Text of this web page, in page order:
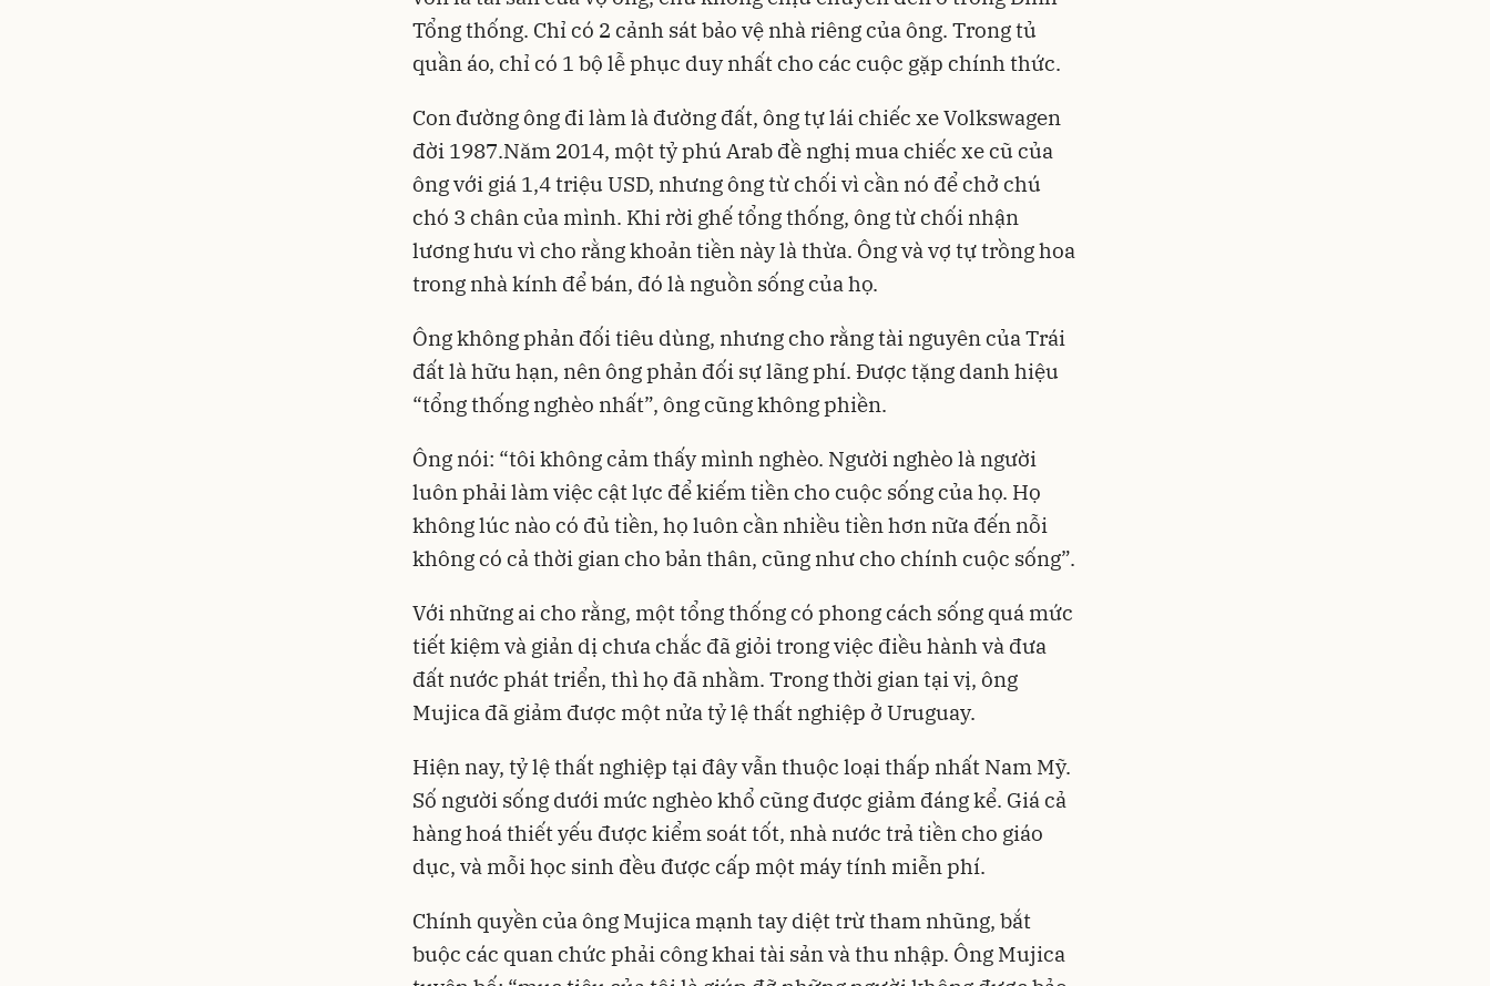
Tổng thống. Chỉ có 2 cảnh sát bảo vệ nhà riêng của ông. Trong tủ
quần áo, chỉ có 1 bộ lễ phục duy nhất cho các cuộc gặp chính thức.
Con đường ông đi làm là đường đất, ông tự lái chiếc xe Volkswagen
đời 1987.Năm 2014, một tỷ phú Arab đề nghị mua chiếc xe cũ của
ông với giá 1,4 triệu USD, nhưng ông từ chối vì cần nó để chở chú
chó 3 chân của mình. Khi rời ghế tổng thống, ông từ chối nhận
lương hưu vì cho rằng khoản tiền này là thừa. Ông và vợ tự trồng hoa
trong nhà kính để bán, đó là nguồn sống của họ.
Ông không phản đối tiêu dùng, nhưng cho rằng tài nguyên của Trái
đất là hữu hạn, nên ông phản đối sự lãng phí. Được tặng danh hiệu
“tổng thống nghèo nhất”, ông cũng không phiền.
Ông nói: “tôi không cảm thấy mình nghèo. Người nghèo là người
luôn phải làm việc cật lực để kiếm tiền cho cuộc sống của họ. Họ
không lúc nào có đủ tiền, họ luôn cần nhiều tiền hơn nữa đến nỗi
không có cả thời gian cho bản thân, cũng như cho chính cuộc sống”.
Với những ai cho rằng, một tổng thống có phong cách sống quá mức
tiết kiệm và giản dị chưa chắc đã giỏi trong việc điều hành và đưa
đất nước phát triển, thì họ đã nhầm. Trong thời gian tại vị, ông
Mujica đã giảm được một nửa tỷ lệ thất nghiệp ở Uruguay.
Hiện nay, tỷ lệ thất nghiệp tại đây vẫn thuộc loại thấp nhất Nam Mỹ.
Số người sống dưới mức nghèo khổ cũng được giảm đáng kể. Giá cả
hàng hoá thiết yếu được kiểm soát tốt, nhà nước trả tiền cho giáo
dục, và mỗi học sinh đều được cấp một máy tính miễn phí.
Chính quyền của ông Mujica mạnh tay diệt trừ tham nhũng, bắt
buộc các quan chức phải công khai tài sản và thu nhập. Ông Mujica